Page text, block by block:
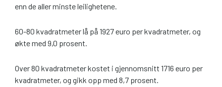
enn de aller minste leilighetene.
60-80 kvadratmeter lå på 1927 euro per kvadratmeter, og
økte med 9,0 prosent.
Over 80 kvadratmeter kostet i gjennomsnitt 1716 euro per
kvadratmeter, og gikk opp med 8,7 prosent.